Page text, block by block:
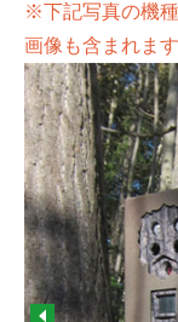
※下記写真の機
画像も含まれます